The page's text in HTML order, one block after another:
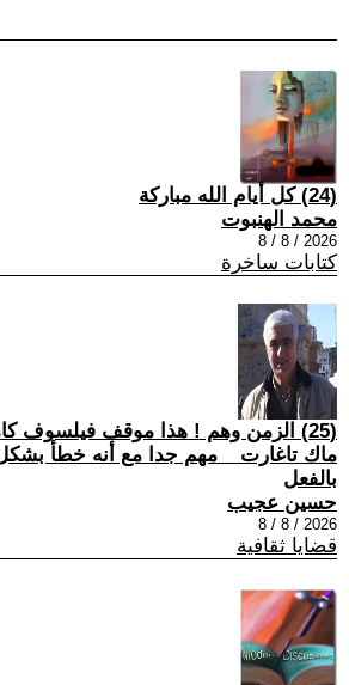
(24) كل أيام الله مباركة
محمد الهنبوت
2026 / 8 / 8
كتابات ساخرة
(25) الزمن وهم ! هذا موقف فيلسوف
ماك تاغارت _ مهم جدا مع أنه خطأ
بالفعل
حسين عجيب
2026 / 8 / 8
قضايا ثقافية